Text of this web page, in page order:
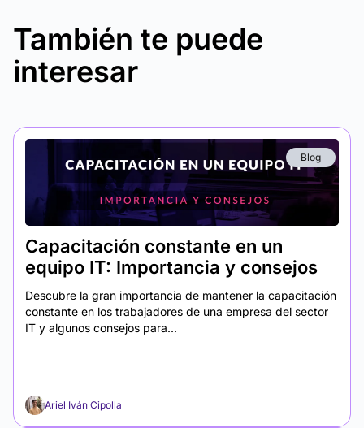
También te puede
interesar
Blog
Capacitación constante en un
equipo IT: Importancia y consejos
Descubre la gran importancia de mantener la capacitación
constante en los trabajadores de una empresa del sector
IT y algunos consejos para...
Ariel Iván Cipolla